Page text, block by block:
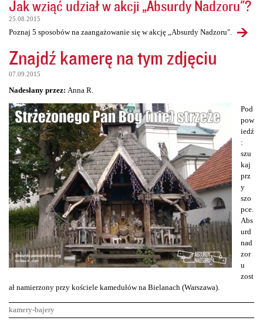
Jak wziąć udział w akcji „Absurdy Nadzoru"?
25.08.2015
Poznaj 5 sposobów na zaangażowanie się w akcję „Absurdy Nadzoru".
Znajdź kamerę na tym zdjęciu
07.09.2015
Nadesłany przez: Anna R.
Pod
pow
iedź
:
szu
kaj
prz
y
szo
pce.
Abs
urd
nad
zor
u
zost
ał namierzony przy kościele kamedułów na Bielanach (Warszawa).
kamery-bajery